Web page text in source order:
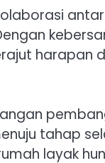
harapan
tahap
layak